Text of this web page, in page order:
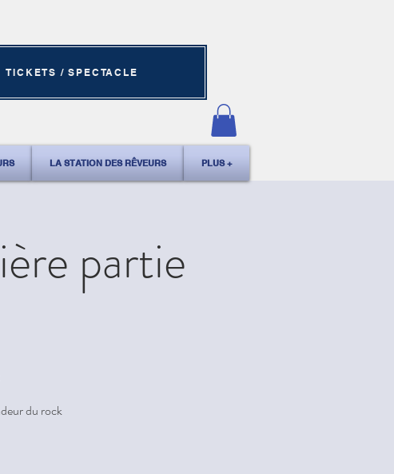
TICKETS / SPECTACLE
LA STATION DES RÊVEURS PLUS +
partie
du rock